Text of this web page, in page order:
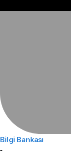
Bilgi Bankası